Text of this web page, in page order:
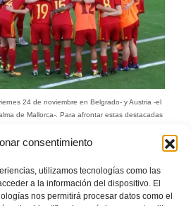
consentimiento
utilizamos tecnologías como las
a la información del dispositivo. El
nos permitirá procesar datos como el
24 de noviembre en Belgrado- y Austria -el
de Mallorca-. Para afrontar estas destacadas
la guardameta alicantina Sandra Paños,
equipo Mari Paz Vilas, máxima goleadora del
nacional. Las tres jugadoras se
expedición española el lunes 20 de noviembre
Rozas y se desplazarán a Serbia el 22 de